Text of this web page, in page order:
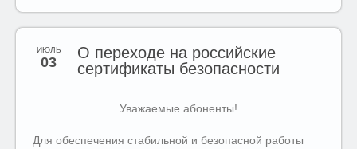
ИЮЛЬ
03
О переходе на российские
сертификаты безопасности
Уважаемые абоненты!
Для обеспечения стабильной и безопасной работы